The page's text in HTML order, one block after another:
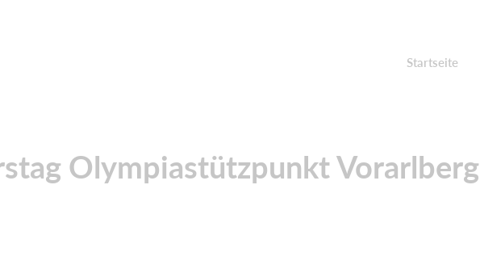
Startseite
Olympiastützpunkt Vorarlberg